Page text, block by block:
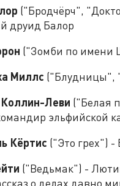
("Бродчёрч",
друид Балор
("Зомби по имени
Миллс ("Блудницы",
Леви ("Белая
эльфийской
Кёртис ("Это грех") -
("Ведьмак") -
о делах давно